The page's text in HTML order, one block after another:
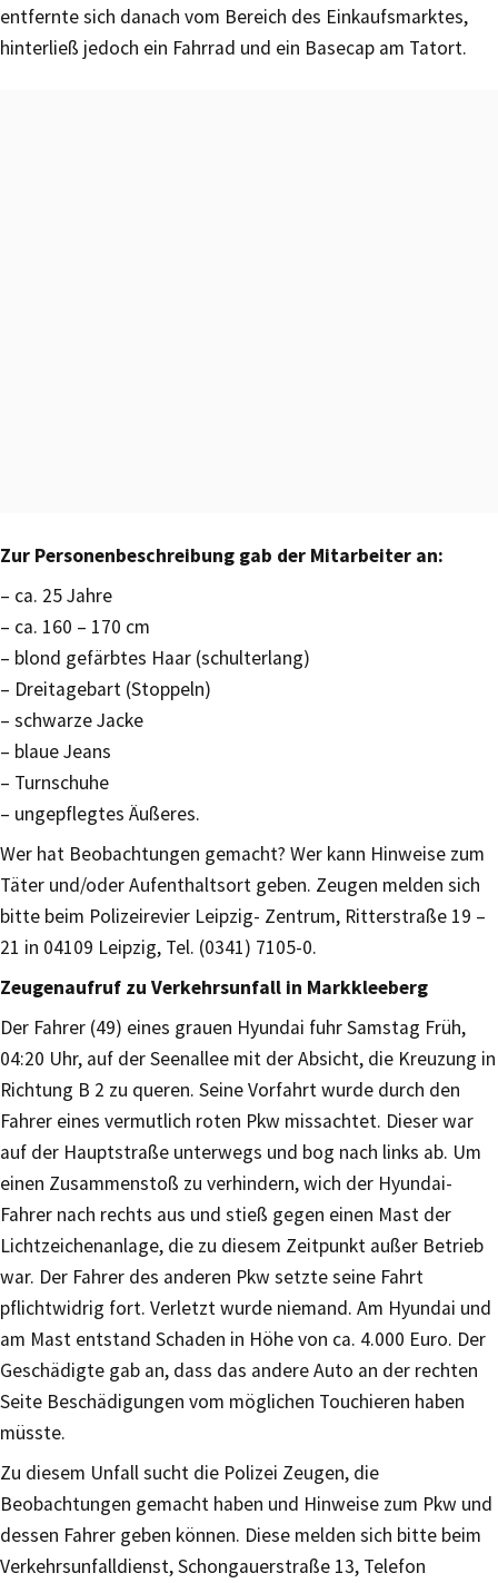
entfernte sich danach vom Bereich des Einkaufsmarktes,
hinterließ jedoch ein Fahrrad und ein Basecap am Tatort.
Zur Personenbeschreibung gab der Mitarbeiter an:
– ca. 25 Jahre
– ca. 160 – 170 cm
– blond gefärbtes Haar (schulterlang)
– Dreitagebart (Stoppeln)
– schwarze Jacke
– blaue Jeans
– Turnschuhe
– ungepflegtes Äußeres.
Wer hat Beobachtungen gemacht? Wer kann Hinweise zum
Täter und/oder Aufenthaltsort geben. Zeugen melden sich
bitte beim Polizeirevier Leipzig- Zentrum, Ritterstraße 19 –
21 in 04109 Leipzig, Tel. (0341) 7105-0.
Zeugenaufruf zu Verkehrsunfall in Markkleeberg
Der Fahrer (49) eines grauen Hyundai fuhr Samstag Früh,
04:20 Uhr, auf der Seenallee mit der Absicht, die Kreuzung in
Richtung B 2 zu queren. Seine Vorfahrt wurde durch den
Fahrer eines vermutlich roten Pkw missachtet. Dieser war
auf der Hauptstraße unterwegs und bog nach links ab. Um
einen Zusammenstoß zu verhindern, wich der Hyundai-
Fahrer nach rechts aus und stieß gegen einen Mast der
Lichtzeichenanlage, die zu diesem Zeitpunkt außer Betrieb
war. Der Fahrer des anderen Pkw setzte seine Fahrt
pflichtwidrig fort. Verletzt wurde niemand. Am Hyundai und
am Mast entstand Schaden in Höhe von ca. 4.000 Euro. Der
Geschädigte gab an, dass das andere Auto an der rechten
Seite Beschädigungen vom möglichen Touchieren haben
müsste.
Zu diesem Unfall sucht die Polizei Zeugen, die
Beobachtungen gemacht haben und Hinweise zum Pkw und
dessen Fahrer geben können. Diese melden sich bitte beim
Verkehrsunfalldienst, Schongauerstraße 13, Telefon